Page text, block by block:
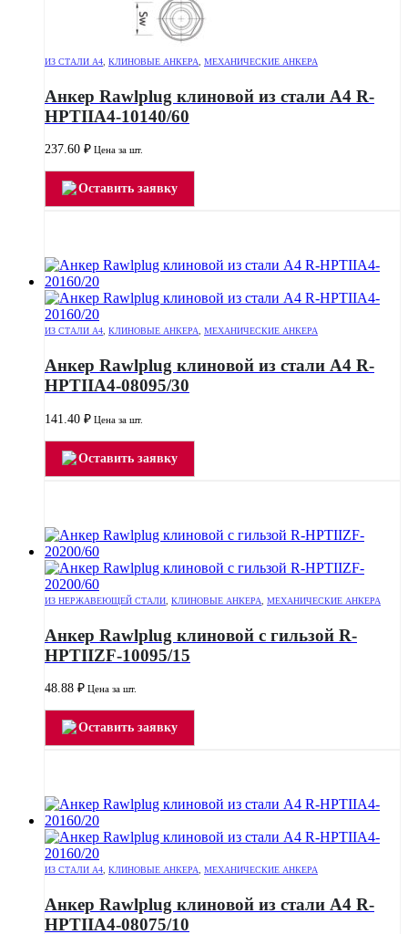
ИЗ СТАЛИ А4 КЛИНОВЫЕ АНКЕРА МЕХАНИЧЕСКИЕ АНКЕРА
Анкер Rawlplug клиновой из стали А4 R-
HPTIIA4-10140/60
237.60 ₽ Цена за шт.
Оставить заявку
ИЗ СТАЛИ А4, КЛИНОВЫЕ АНКЕРА, МЕХАНИЧЕСКИЕ АНКЕРА
Анкер Rawlplug клиновой из стали А4 R-
HPTIIA4-08095/30
141.40 ₽ Цена за шт.
Оставить заявку
ИЗ НЕРЖАВЕЮЩЕЙ СТАЛИ КЛИНОВЫЕ АНКЕРА МЕХАНИЧЕСКИЕ АНКЕРА
Анкер Rawlplug клиновой с гильзой R-
HPTIIZF-10095/15
48.88 ₽ Цена за шт.
Оставить заявку
ИЗ СТАЛИ А4, КЛИНОВЫЕ АНКЕРА, МЕХАНИЧЕСКИЕ АНКЕРА
Анкер Rawlplug клиновой из стали А4 R-
HPTIIA4-08075/10